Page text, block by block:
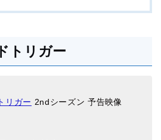
トリガー
リガー 2ndシーズン 予告映像